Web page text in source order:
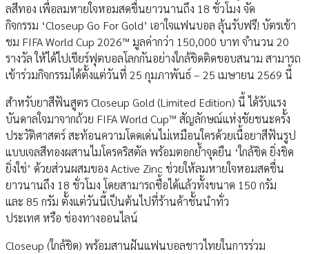
ลสีทอง เพื่อลมหายใจหอมสดชื่นยาวนานถึง 18 ชั่วโมง จัด
กิจกรรม ‘Closeup Go For Gold’ เอาใจแฟนบอล ลุ้นรับฟรี! บัตรเข้า
ชม FIFA World Cup 2026™ มูลค่ากว่า 150,000 บาท จำนวน 20
รางวัล ให้ได้ไปเชียร์ฟุตบอลโลกกันอย่างใกล้ชิดติดขอบสนาม สามารถ
เข้าร่วมกิจกรรมได้ตั้งแต่วันที่ 25 กุมภาพันธ์ – 25 เมษายน 2569 นี้
สำหรับยาสีฟันสูตร Closeup Gold (Limited Edition) นี้ ได้รับแรง
บันดาลใจมาจากถ้วย FIFA World Cup™ สัญลักษณ์แห่งชัยชนะครั้ง
ประวัติศาสตร์ สะท้อนความโดดเด่นไม่เหมือนใครด้วยเนื้อยาสีฟันรูป
แบบเจลสีทองผสานไมโครคริสตัล พร้อมตอกย้ำจุดยืน ‘ใกล้ชิด ยิ่งชิด
ยิ่งใช่’ ด้วยส่วนผสมของ Active Zinc ช่วยให้ลมหายใจหอมสดชื่น
ยาวนานถึง 18 ชั่วโมง โดยสามารถซื้อได้แล้วทั้งขนาด 150 กรัม
และ 85 กรัม ตั้งแต่วันนี้เป็นต้นไปที่ร้านค้าชั้นนำทั่ว
ประเทศ หรือ ช่องทางออนไลน์
Closeup (ใกล้ชิด) พร้อมสานฝันแฟนบอลชาวไทยในการร่วม